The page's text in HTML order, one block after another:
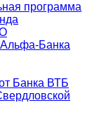
программа
Альфа-Банка
Банка ВТБ